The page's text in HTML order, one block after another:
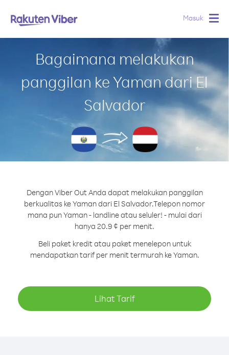
Masuk
Bagaimana melakukan
panggilan ke Yaman dari El
Salvador
Dengan Viber Out Anda dapat melakukan panggilan
berkualitas ke Yaman dari El Salvador.Telepon nomor
mana pun Yaman - landline atau seluler! - mulai dari
hanya 20.9 ¢ per menit.
Beli paket kredit atau paket menelepon untuk
mendapatkan tarif per menit termurah ke Yaman.
Lihat Tarif